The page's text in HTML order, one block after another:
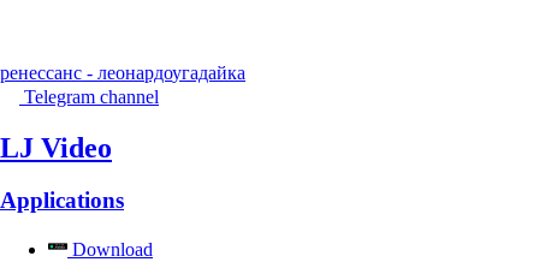
ренессанс - леонардоугадайка
Telegram channel
LJ Video
Applications
Download